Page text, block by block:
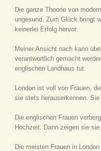
Die ganze Theorie von
ungesund. Zum Glück bringt
keinerlei Erfolg hervor.
Meiner Ansicht nach kann
verantwortlich gemacht
englischen Landhaus tut.
London ist voll von Frauen,
sie stets herauserkennen.
Die englischen Frauen
Hochzeit. Dann zeigen sie sie.
Die meisten Frauen in